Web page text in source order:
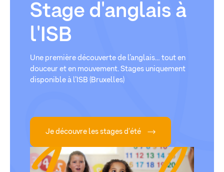
Stage d'anglais à
l'ISB
Une première découverte de l’anglais… tout en
douceur et en mouvement. Stages uniquement
disponible à l’ISB (Bruxelles)
Je découvre les stages d'été